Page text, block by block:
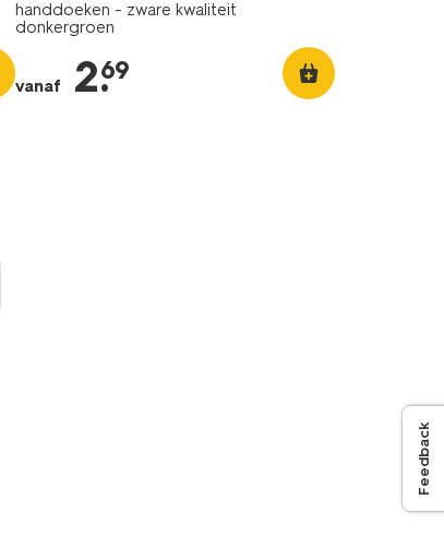
handdoeken - zware kwaliteit
donkergroen
vanaf 2.
69
Feedback